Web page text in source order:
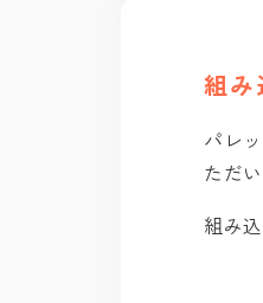
組み
パレ
ただ
組み